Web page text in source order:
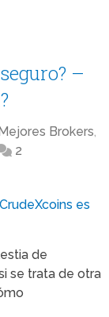
–
Brokers,
2
de
se trata de otra